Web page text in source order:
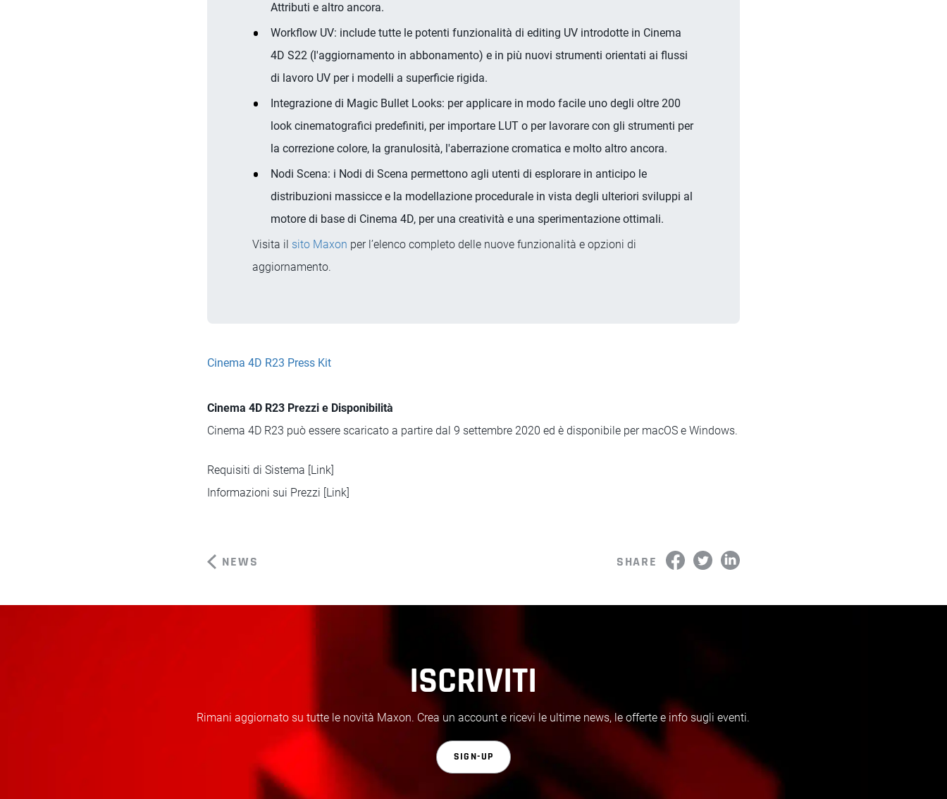
Attributi e altro ancora.
Workflow UV: include tutte le potenti funzionalità di editing UV introdotte in Cinema
4D S22 (l'aggiornamento in abbonamento) e in più nuovi strumenti orientati ai flussi
di lavoro UV per i modelli a superficie rigida.
Integrazione di Magic Bullet Looks: per applicare in modo facile uno degli oltre 200
look cinematografici predefiniti, per importare LUT o per lavorare con gli strumenti per
la correzione colore, la granulosità, l'aberrazione cromatica e molto altro ancora.
Nodi Scena: i Nodi di Scena permettono agli utenti di esplorare in anticipo le
distribuzioni massicce e la modellazione procedurale in vista degli ulteriori sviluppi al
motore di base di Cinema 4D, per una creatività e una sperimentazione ottimali.
Visita il sito Maxon per l’elenco completo delle nuove funzionalità e opzioni di
aggiornamento.
Cinema 4D R23 Press Kit
Cinema 4D R23 Prezzi e Disponibilità
Cinema 4D R23 può essere scaricato a partire dal 9 settembre 2020 ed è disponibile per macOS e Windows.
Requisiti di Sistema [Link]
Informazioni sui Prezzi [Link]
NEWS SHARE
ISCRIVITI
Rimani aggiornato su tutte le novità Maxon. Crea un account e ricevi le ultime news, le offerte e info sugli eventi.
SIGN-UP